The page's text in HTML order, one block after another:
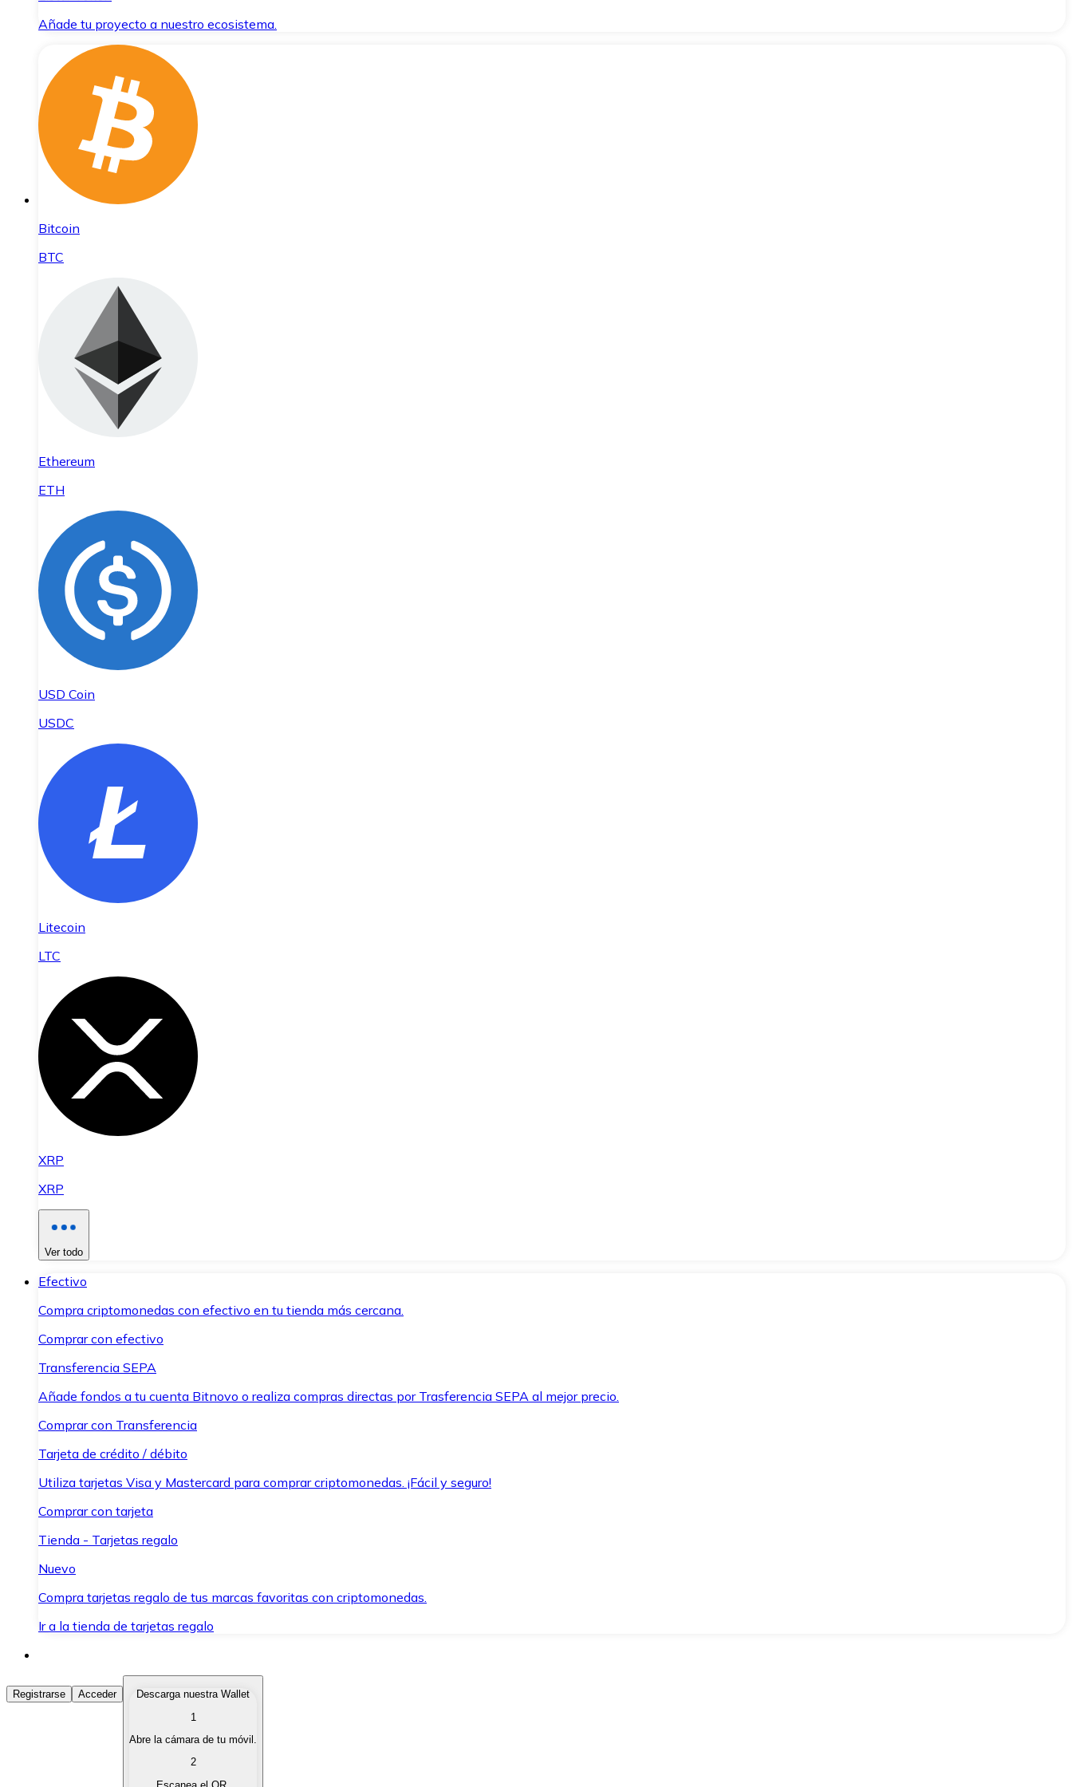
Añade tu proyecto a nuestro ecosistema.
Bitcoin
BTC
Ethereum
ETH
USD Coin
USDC
Litecoin
LTC
XRP
XRP
Ver todo
Efectivo
Compra criptomonedas con efectivo en tu tienda más cercana.
Comprar con efectivo
Transferencia SEPA
Añade fondos a tu cuenta Bitnovo o realiza compras directas por Trasferencia SEPA al mejor precio.
Comprar con Transferencia
Tarjeta de crédito / débito
Utiliza tarjetas Visa y Mastercard para comprar criptomonedas. ¡Fácil y seguro!
Comprar con tarjeta
Tienda - Tarjetas regalo
Nuevo
Compra tarjetas regalo de tus marcas favoritas con criptomonedas.
Ir a la tienda de tarjetas regalo
Comprar Criptomonedas
Compra criptomonedas con diferentes métodos de pago.
Vende tus criptomonedas de forma rápida y segura.
Registrarse Acceder
Descarga nuestra Wallet
1
Abre la cámara de tu móvil.
2